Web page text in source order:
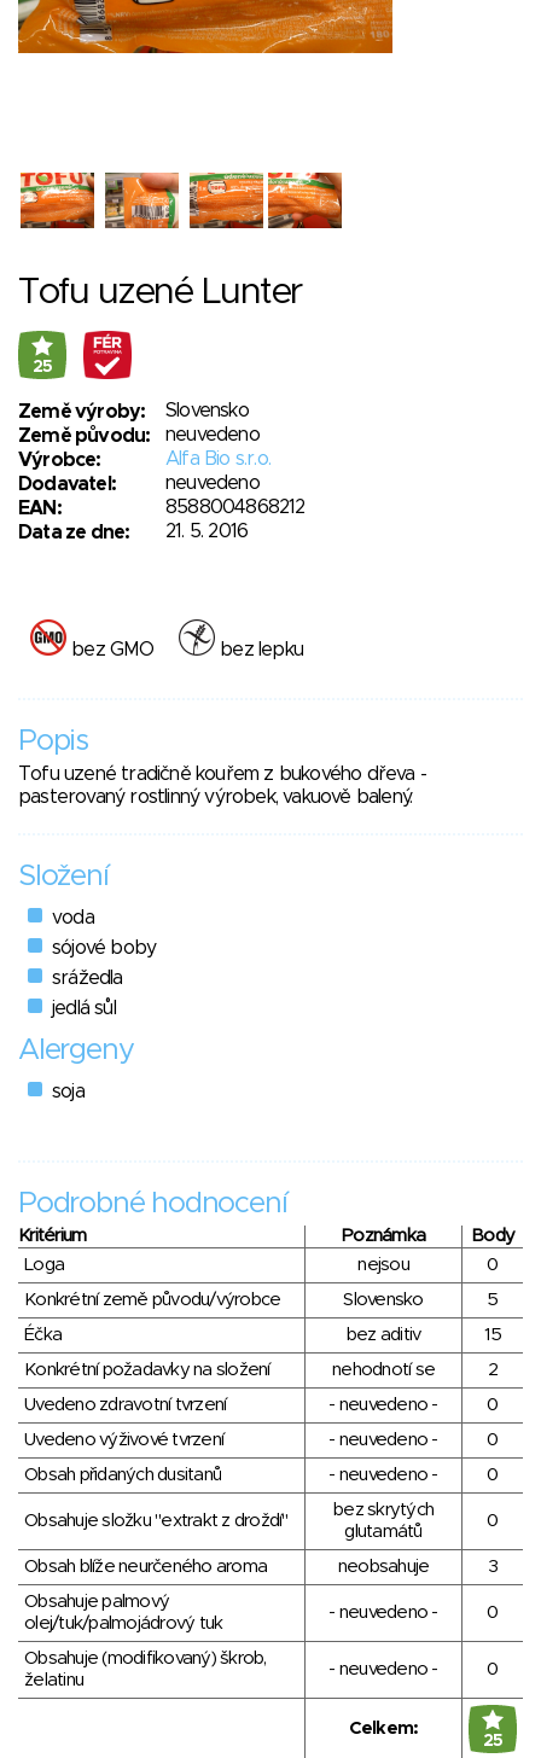
Tofu uzené Lunter
25
Země výroby:
Slovensko
Země původu:
neuvedeno
Výrobce:
Alfa Bio s.r.o.
Dodavatel:
neuvedeno
EAN:
8588004868212
Data ze dne:
21. 5. 2016
bez GMO bez lepku
Popis
Tofu uzené tradičně kouřem z bukového dřeva -
pasterovaný rostlinný výrobek, vakuově balený.
Složení
voda
sójové boby
srážedla
jedlá sůl
Alergeny
soja
Podrobné hodnocení
Kritérium Poznámka
Body
Loga
nejsou
0
Konkrétní země původu/výrobce
Slovensko
5
Éčka
bez aditiv
15
Konkrétní požadavky na složení
nehodnotí se
2
Uvedeno zdravotní tvrzení
- neuvedeno -
0
Uvedeno výživové tvrzení
- neuvedeno -
0
Obsah přidaných dusitanů
- neuvedeno - 0
Obsahuje složku "extrakt z droždí"
bez skrytých
glutamátů
0
Obsah blíže neurčeného aroma neobsahuje
3
Obsahuje palmový
olej/tuk/palmojádrový tuk
- neuvedeno - 0
Obsahuje (modifikovaný) škrob,
želatinu
- neuvedeno - 0
Celkem:
25